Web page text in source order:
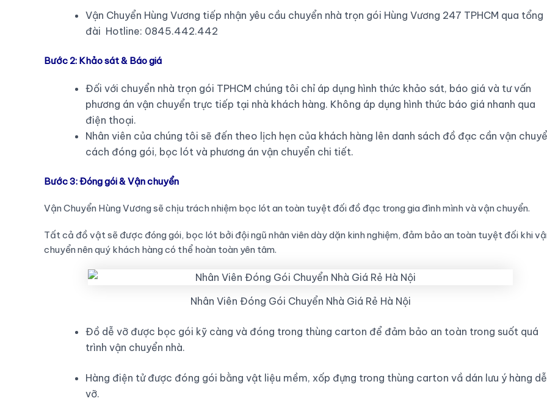
Vận Chuyển Hùng Vương tiếp nhận yêu cầu chuyển nhà trọn gói Hùng Vương 247 TPHCM qua tổng
đài Hotline: 0845.442.442
Bước 2: Khảo sát & Báo giá
Đối với chuyển nhà trọn gói TPHCM chúng tôi chỉ áp dụng hình thức khảo sát, báo giá và tư vấn
phương án vận chuyển trực tiếp tại nhà khách hàng. Không áp dụng hình thức báo giá nhanh qua
điện thoại.
Nhân viên của chúng tôi sẽ đến theo lịch hẹn của khách hàng lên danh sách đồ đạc cần vận
cách đóng gói, bọc lót và phương án vận chuyển chi tiết.
Bước 3: Đóng gói & Vận chuyển
Vận Chuyển Hùng Vương sẽ chịu trách nhiệm bọc lót an toàn tuyệt đối đồ đạc trong gia đình mình và vận chuyển.
Tất cả đồ vật sẽ được đóng gói, bọc lót bởi đội ngũ nhân viên dày dặn kinh nghiệm, đảm bảo an toàn tuyệt đối khi
chuyển nên quý khách hàng có thể hoàn toàn yên tâm.
Nhân Viên Đóng Gói Chuyển Nhà Giá Rẻ Hà Nội
Đồ dễ vỡ được bọc gói kỹ càng và đóng trong thùng carton để đảm bảo an toàn trong suốt quá
trình vận chuyển nhà.
Hàng điện tử được đóng gói bằng vật liệu mềm, xốp đựng trong thùng carton vầ dán lưu ý hàng dễ
vỡ.